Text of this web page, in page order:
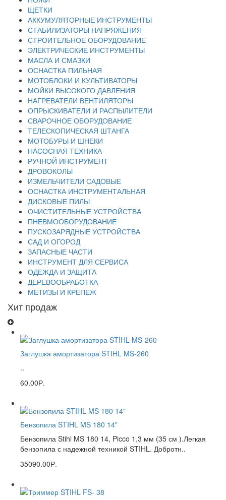
ЩЕТКИ
АККУМУЛЯТОРНЫЕ ИНСТРУМЕНТЫ
СТАБИЛИЗАТОРЫ НАПРЯЖЕНИЯ
СТРОИТЕЛЬНОЕ ОБОРУДОВАНИЕ
ЭЛЕКТРИЧЕСКИЕ ИНСТРУМЕНТЫ
МАСЛА И СМАЗКИ
ОСНАСТКА ПИЛЬНАЯ
МОТОБЛОКИ И КУЛЬТИВАТОРЫ
МОЙКИ ВЫСОКОГО ДАВЛЕНИЯ
НАГРЕВАТЕЛИ ВЕНТИЛЯТОРЫ
ОПРЫСКИВАТЕЛИ И РАСПЫЛИТЕЛИ
СВАРОЧНОЕ ОБОРУДОВАНИЕ
ТЕЛЕСКОПИЧЕСКАЯ ШТАНГА
МОТОБУРЫ И ШНЕКИ
НАСОСНАЯ ТЕХНИКА
РУЧНОЙ ИНСТРУМЕНТ
ДРОВОКОЛЫ
ИЗМЕЛЬЧИТЕЛИ САДОВЫЕ
ОСНАСТКА ИНСТРУМЕНТАЛЬНАЯ
ДИСКОВЫЕ ПИЛЫ
ОЧИСТИТЕЛЬНЫЕ УСТРОЙСТВА
ПНЕВМООБОРУДОВАНИЕ
ПУСКОЗАРЯДНЫЕ УСТРОЙСТВА
САД И ОГОРОД
ЗАПАСНЫЕ ЧАСТИ
ИНСТРУМЕНТ ДЛЯ СЕРВИСА
ОДЕЖДА И ЗАЩИТА
ДЕРЕВООБРАБОТКА
МЕТИЗЫ И КРЕПЕЖ
Хит продаж
Заглушка амортизатора STIHL MS-260
..
60.00Р.
Бензопила STIHL MS 180 14"
Бензопила Stihl MS 180 14, Picco 1,3 мм (35 см ).Легкая
бензопила с надежной техникой STIHL. Добротн..
35090.00Р.